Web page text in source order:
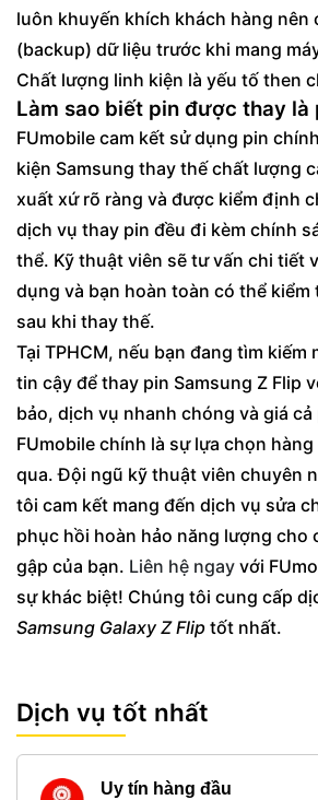
luôn khuyến khích khách hàng nên
(backup) dữ liệu trước khi mang
Chất lượng linh kiện là yếu tố then
Làm sao biết pin được thay là
FUmobile cam kết sử dụng pin
kiện Samsung thay thế chất lượng
xuất xứ rõ ràng và được kiểm định
dịch vụ thay pin đều đi kèm chính
thể. Kỹ thuật viên sẽ tư vấn chi tiết
dụng và bạn hoàn toàn có thể
sau khi thay thế.
Tại TPHCM, nếu bạn đang tìm kiếm
tin cậy để thay pin Samsung Z Flip
bảo, dịch vụ nhanh chóng và giá cả
FUmobile chính là sự lựa chọn
qua. Đội ngũ kỹ thuật viên chuyên
tôi cam kết mang đến dịch vụ sửa
phục hồi hoàn hảo năng lượng cho
gập của bạn. Liên hệ ngay với
sự khác biệt! Chúng tôi cung cấp
Samsung Galaxy Z Flip tốt nhất.
Dịch vụ tốt nhất
Uy tín hàng đầu